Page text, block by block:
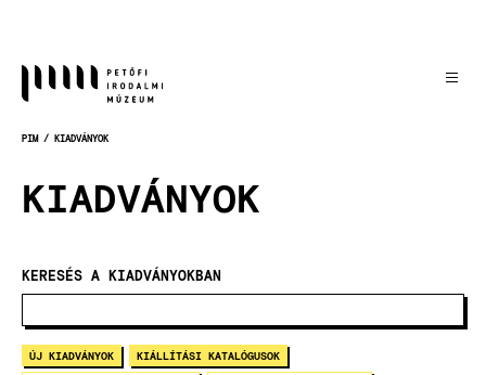
PIM KIADVÁNYOK
KIADVÁNYOK
KERESÉS A KIADVÁNYOKBAN
ÚJ KIADVÁNYOK KIÁLLÍTÁSI KATALÓGUSOK